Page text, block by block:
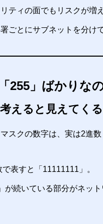
ティの面でもリスクが増
ごとにサブネットを分け
255」ばかりな
えると見えてくる
スクの数字は、実は2進
表すと「11111111」。
が続いている部分がネッ